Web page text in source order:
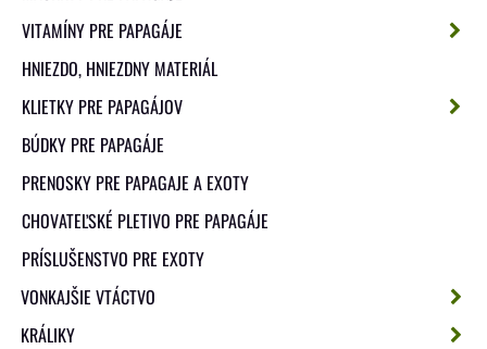
VITAMÍNY PRE PAPAGÁJE
HNIEZDO, HNIEZDNY MATERIÁL
KLIETKY PRE PAPAGÁJOV
BÚDKY PRE PAPAGÁJE
PRENOSKY PRE PAPAGAJE A EXOTY
CHOVATEĽSKÉ PLETIVO PRE PAPAGÁJE
PRÍSLUŠENSTVO PRE EXOTY
VONKAJŠIE VTÁCTVO
KRÁLIKY